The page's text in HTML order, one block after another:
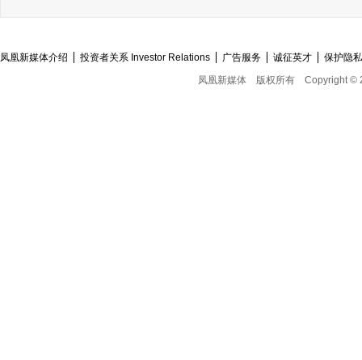
凤凰新媒体介绍 投资者关系 Investor Relations 广告服务 诚征英才
保护隐
凤凰新媒体
版权所有 Copyright ©